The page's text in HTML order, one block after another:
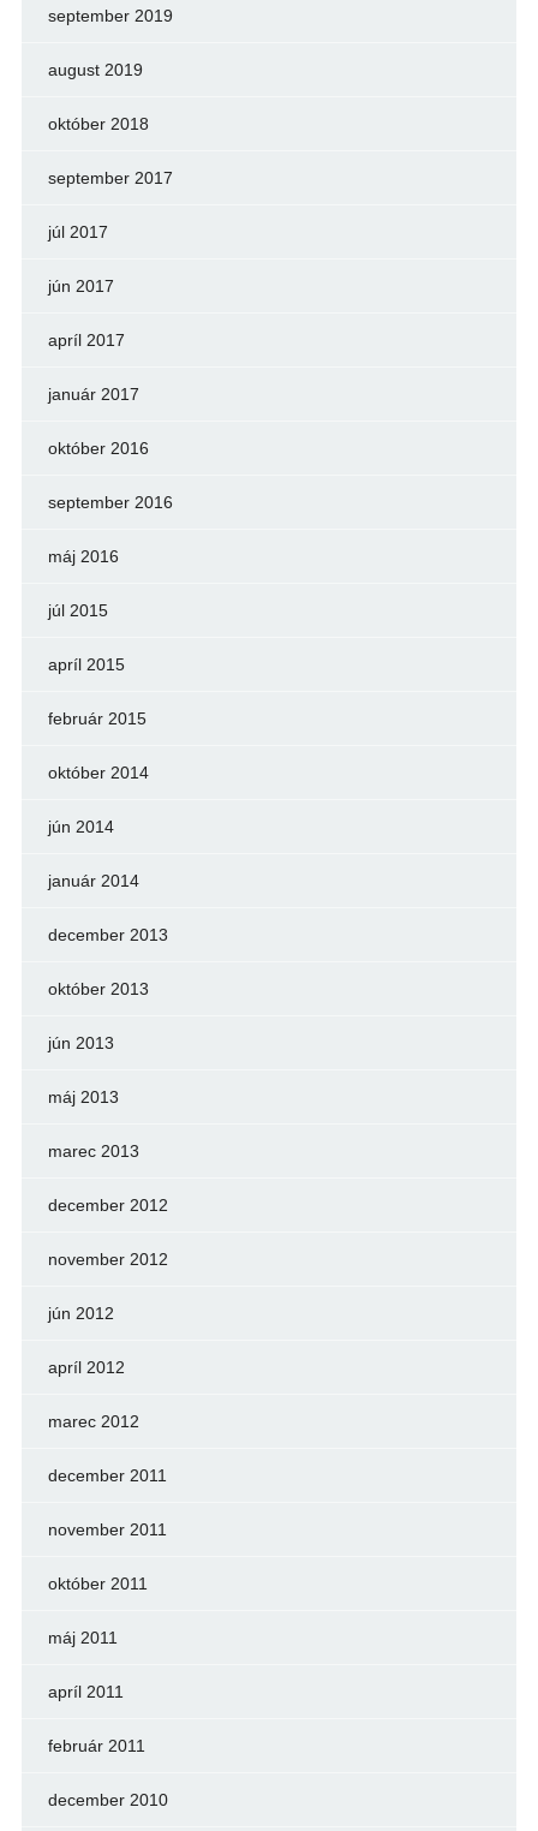
september 2019
august 2019
október 2018
september 2017
júl 2017
jún 2017
apríl 2017
január 2017
október 2016
september 2016
máj 2016
júl 2015
apríl 2015
február 2015
október 2014
jún 2014
január 2014
december 2013
október 2013
jún 2013
máj 2013
marec 2013
december 2012
november 2012
jún 2012
apríl 2012
marec 2012
december 2011
november 2011
október 2011
máj 2011
apríl 2011
február 2011
december 2010